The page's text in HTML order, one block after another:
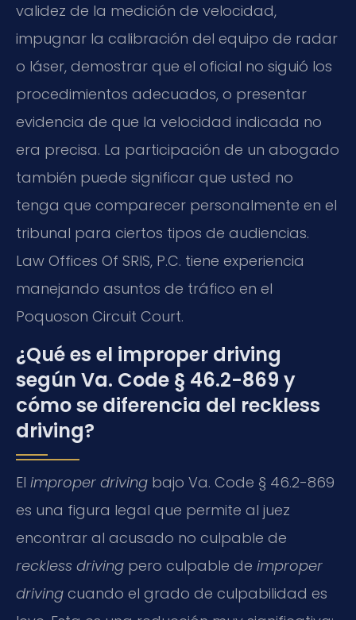
validez de la medición de velocidad,
impugnar la calibración del equipo de radar
o láser, demostrar que el oficial no siguió los
procedimientos adecuados, o presentar
evidencia de que la velocidad indicada no
era precisa. La participación de un abogado
también puede significar que usted no
tenga que comparecer personalmente en el
tribunal para ciertos tipos de audiencias.
Law Offices Of SRIS, P.C. tiene experiencia
manejando asuntos de tráfico en el
Poquoson Circuit Court.
¿Qué es el improper driving
según Va. Code § 46.2-869 y
cómo se diferencia del reckless
driving?
El improper driving bajo Va. Code § 46.2-869
es una figura legal que permite al juez
encontrar al acusado no culpable de
reckless driving pero culpable de improper
driving cuando el grado de culpabilidad es